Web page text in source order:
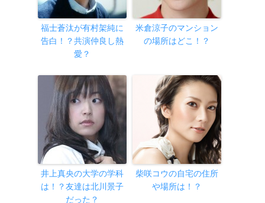
福士蒼汰が有村架純に
告白！？共演仲良し熱
愛？
米倉涼子のマンション
の場所はどこ！？
井上真央の大学の学科
は！？友達は北川景子
だった？
柴咲コウの自宅の住所
や場所は！？